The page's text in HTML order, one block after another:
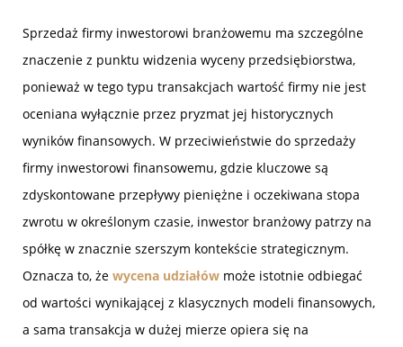
Sprzedaż firmy inwestorowi branżowemu ma szczególne
znaczenie z punktu widzenia wyceny przedsiębiorstwa,
ponieważ w tego typu transakcjach wartość firmy nie jest
oceniana wyłącznie przez pryzmat jej historycznych
wyników finansowych. W przeciwieństwie do sprzedaży
firmy inwestorowi finansowemu, gdzie kluczowe są
zdyskontowane przepływy pieniężne i oczekiwana stopa
zwrotu w określonym czasie, inwestor branżowy patrzy na
spółkę w znacznie szerszym kontekście strategicznym.
Oznacza to, że wycena udziałów może istotnie odbiegać
od wartości wynikającej z klasycznych modeli finansowych,
a sama transakcja w dużej mierze opiera się na